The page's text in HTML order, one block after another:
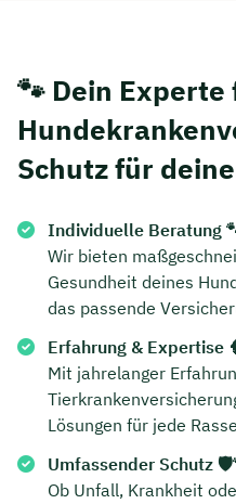
🐾 Dein Experte
Schutz für
Individuelle Beratung
Wir bieten
Gesundheit deines
das passende
Erfahrung & Expertise
Mit jahrelanger
Lösungen für jede
Umfassender Schutz
Ob Unfall, Krankheit